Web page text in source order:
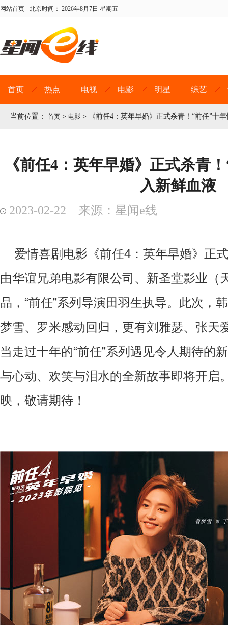
网站首页 北京时间： 2026年8月7日 星期五
首页 热点 电视 电影 明星 综艺
当前位置： 首页 > 电影 > 《前任4：英年早婚》正式杀青！“前任”十
《前任4：英年早婚》正式杀青
入新鲜血液
2023-02-22 来源：星闻e线
爱情喜剧电影《前任4 ：英年早婚》正
由华谊兄弟电影有限公司、新圣堂影业（
品，“前任”系列导演田羽生执导。此次，
梦雪、罗米感动回归，更有刘雅瑟、张天
当走过十年的“前任”系列遇见令人期待的
与心动、欢笑与泪水的全新故事即将开启
映，敬请期待！